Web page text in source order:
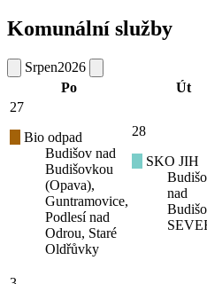
Komunální služby
Srpen2026
Po
Út
27
Bio odpad
Budišov nad
Budišovkou
(Opava),
Guntramovice,
Podlesí nad
Odrou, Staré
Oldřůvky
28
SKO JIH
nad